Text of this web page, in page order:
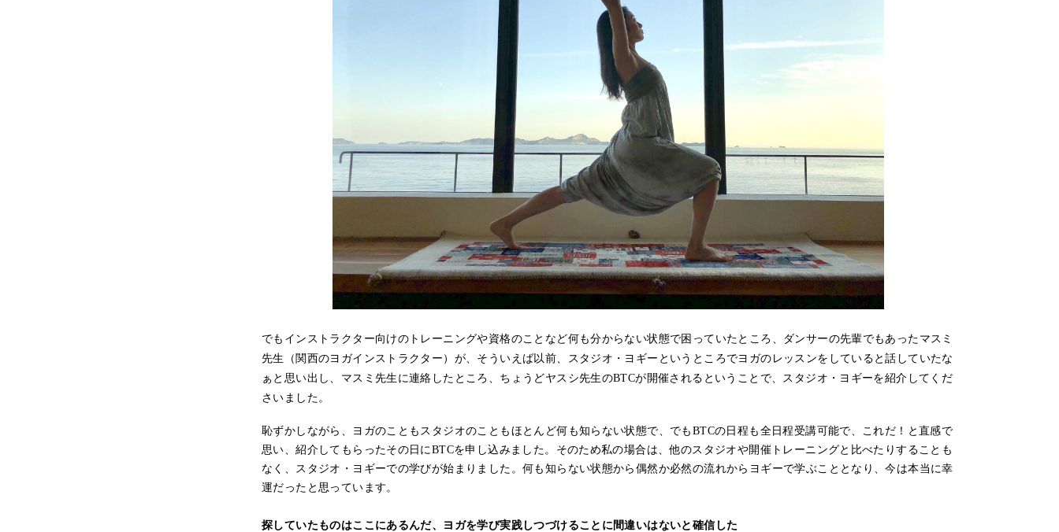
でもインストラクター向けのトレーニングや資格のことなど何も分からない状態で困っていたところ、ダンサーの先輩でもあったマスミ
先生（関西のヨガインストラクター）が、そういえば以前、スタジオ・ヨギーというところでヨガのレッスンをしていると話していたな
ぁと思い出し、マスミ先生に連絡したところ、ちょうどヤスシ先生のBTCが開催されるということで、スタジオ・ヨギーを紹介してくだ
さいました。
恥ずかしながら、ヨガのこともスタジオのこともほとんど何も知らない状態で、でもBTCの日程も全日程受講可能で、これだ！と直感で
思い、紹介してもらったその日にBTCを申し込みました。そのため私の場合は、他のスタジオや開催トレーニングと比べたりすることも
なく、スタジオ・ヨギーでの学びが始まりました。何も知らない状態から偶然か必然の流れからヨギーで学ぶこととなり、今は本当に幸
運だったと思っています。
探していたものはここにあるんだ、ヨガを学び実践しつづけることに間違いはないと確信した